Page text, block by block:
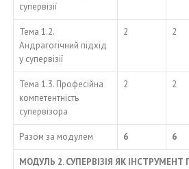
супервізії
Тема 1.2.
Андрагогічний підхід
у супервізії
2 2
Тема 1.3. Професійна
компетентність
супервізора
2 2
Разом за модулем 6 6
МОДУЛЬ 2. СУПЕРВІЗІЯ ЯК